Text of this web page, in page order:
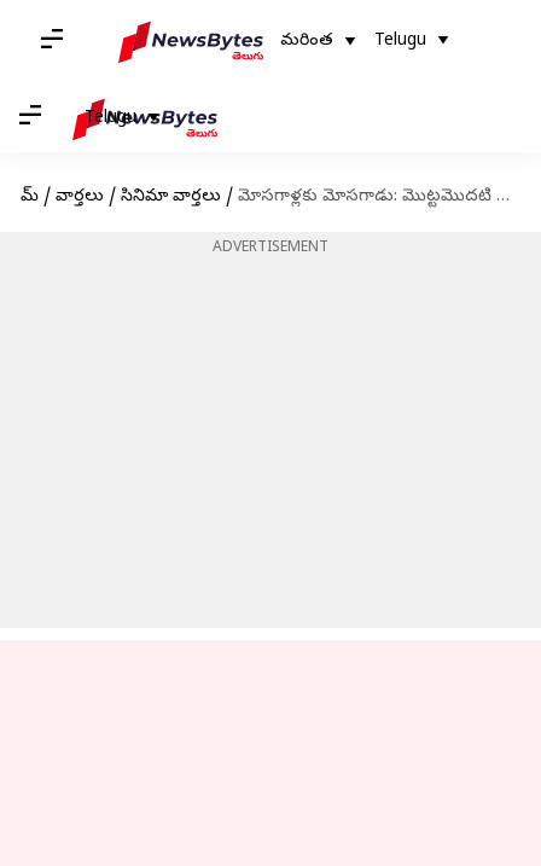
మరింత Telugu
Telugu
హోమ్ / వార్తలు / సినిమా వార్తలు / మోసగాళ్లకు మోసగాడు: మొట్టమొదటి పాన్ వరల్డ్ సినిమా గురించి తెలుసుకోవాల్సిన ఆసక్తికర విషయాలు
ADVERTISEMENT